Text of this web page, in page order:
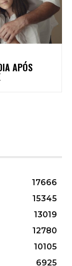
APÓS
17666
15345
13019
12780
10105
6925